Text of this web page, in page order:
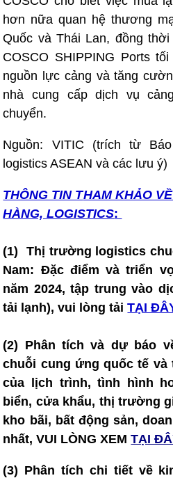
hơn nữa quan hệ thương
Quốc và Thái Lan, đồng
COSCO SHIPPING Ports
nguồn lực cảng và tăng
nhà cung cấp dịch vụ
chuyển.
Nguồn: VITIC (trích từ
logistics ASEAN và các lưu ý)
THÔNG TIN THAM KHẢO
HÀNG, LOGISTICS:
(1) Thị trường logistics
Nam: Đặc điểm và triển
năm 2024, tập trung vào
tải lạnh), vui lòng tảiTẠI
(2) Phân tích và dự báo
chuỗi cung ứng quốc tế
của lịch trình, tình hình
biển, cửa khẩu, thị trường
kho bãi, bất động sản,
nhất, VUI LÒNG XEM TẠI
(3) Phân tích chi tiết về